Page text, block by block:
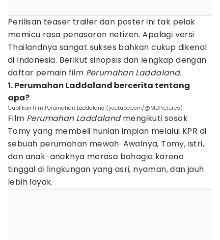
Perilisan teaser trailer dan poster ini tak pelak
memicu rasa penasaran netizen. Apalagi versi
Thailandnya sangat sukses bahkan cukup dikenal
di Indonesia. Berikut sinopsis dan lengkap dengan
daftar pemain film Perumahan Laddaland.
1. Perumahan Laddaland bercerita tentang
apa?
Cuplikan film Perumahan Laddaland (youtube.com/@MDPictures)
Film Perumahan Laddalandmengikuti sosok
Tomy yang membeli hunian impian melalui KPR di
sebuah perumahan mewah. Awalnya, Tomy, istri,
dan anak-anaknya merasa bahagia karena
tinggal di lingkungan yang asri, nyaman, dan jauh
lebih layak.